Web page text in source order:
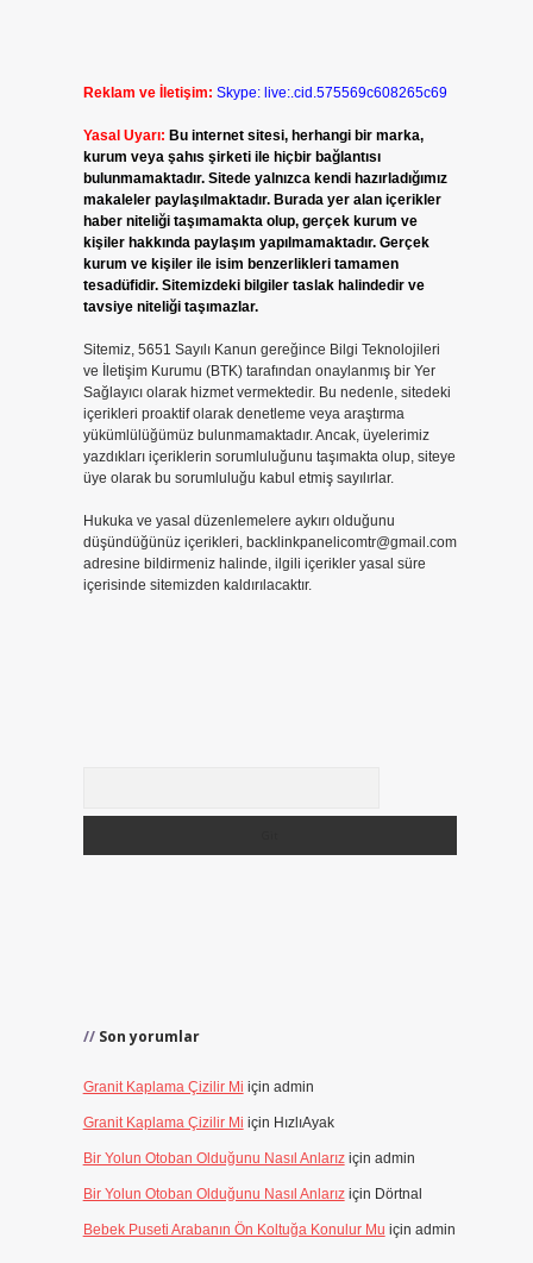
Reklam ve İletişim: Skype: live:.cid.575569c608265c69
Yasal Uyarı: Bu internet sitesi, herhangi bir marka,
kurum veya şahıs şirketi ile hiçbir bağlantısı
bulunmamaktadır. Sitede yalnızca kendi hazırladığımız
makaleler paylaşılmaktadır. Burada yer alan içerikler
haber niteliği taşımamakta olup, gerçek kurum ve
kişiler hakkında paylaşım yapılmamaktadır. Gerçek
kurum ve kişiler ile isim benzerlikleri tamamen
tesadüfidir. Sitemizdeki bilgiler taslak halindedir ve
tavsiye niteliği taşımazlar.
Sitemiz, 5651 Sayılı Kanun gereğince Bilgi Teknolojileri
ve İletişim Kurumu (BTK) tarafından onaylanmış bir Yer
Sağlayıcı olarak hizmet vermektedir. Bu nedenle, sitedeki
içerikleri proaktif olarak denetleme veya araştırma
yükümlülüğümüz bulunmamaktadır. Ancak, üyelerimiz
yazdıkları içeriklerin sorumluluğunu taşımakta olup, siteye
üye olarak bu sorumluluğu kabul etmiş sayılırlar.
Hukuka ve yasal düzenlemelere aykırı olduğunu
düşündüğünüz içerikleri, backlinkpanelicomtr@gmail.com
adresine bildirmeniz halinde, ilgili içerikler yasal süre
içerisinde sitemizden kaldırılacaktır.
Son yorumlar
Granit Kaplama Çizilir Mi için admin
Granit Kaplama Çizilir Mi için HızlıAyak
Bir Yolun Otoban Olduğunu Nasıl Anlarıziçin admin
Bir Yolun Otoban Olduğunu Nasıl Anlarıziçin Dörtnal
Bebek Puseti Arabanın Ön Koltuğa Konulur Mu için admin